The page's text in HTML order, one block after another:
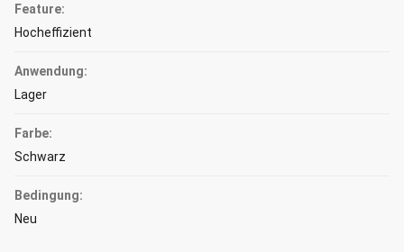
Feature:
Hocheffizient
Anwendung:
Lager
Farbe:
Schwarz
Bedingung:
Neu